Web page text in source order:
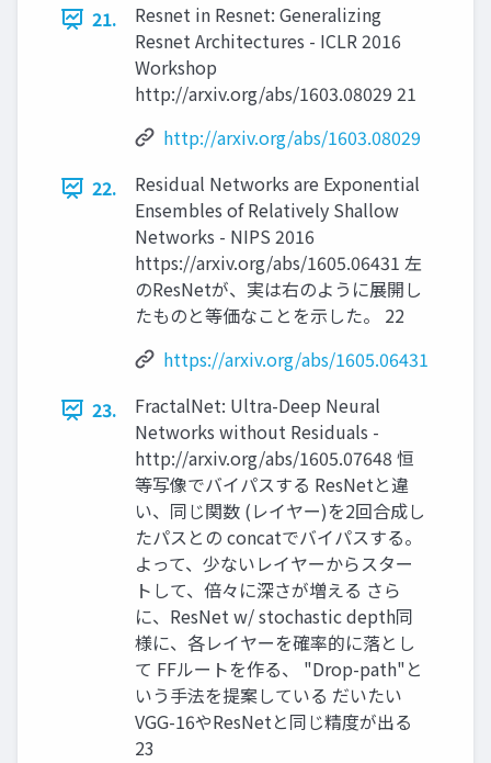
21.
Resnet in Resnet: Generalizing
Resnet Architectures - ICLR 2016
Workshop
http://arxiv.org/abs/1603.08029 21
http://arxiv.org/abs/1603.08029
22.
Residual Networks are Exponential
Ensembles of Relatively Shallow
Networks - NIPS 2016
https://arxiv.org/abs/1605.06431 左
のResNetが、実は右のように展開し
たものと等価なことを示した。 22
https://arxiv.org/abs/1605.06431
23.
FractalNet: Ultra-Deep Neural
Networks without Residuals -
http://arxiv.org/abs/1605.07648 恒
等写像でバイパスする ResNetと違
い、同じ関数 (レイヤー)を2回合成し
たパスとの concatでバイパスする。
よって、少ないレイヤーからスター
トして、倍々に深さが増える さら
に、ResNet w/ stochastic depth同
様に、各レイヤーを確率的に落とし
て FFルートを作る、 "Drop-path"と
いう手法を提案している だいたい
VGG-16やResNetと同じ精度が出る
23